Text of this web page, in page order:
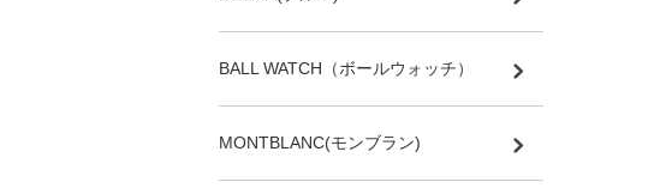
BALL WATCH（ボールウォッチ）
MONTBLANC(モンブラン)